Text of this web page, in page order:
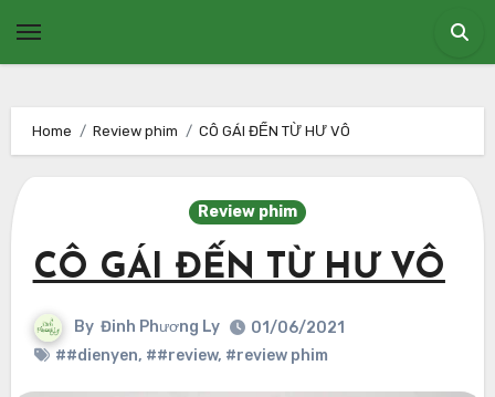
Home Review phim CÔ GÁI ĐẾN TỪ HƯ VÔ
Review phim
CÔ GÁI ĐẾN TỪ HƯ VÔ
By Đinh Phương Ly
01/06/2021
##dienyen, ##review, #review phim